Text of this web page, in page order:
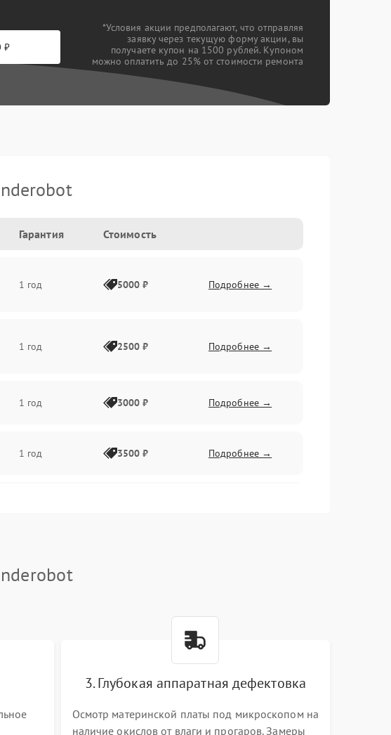
₽
*Условия акции предполагают, что отправляя
заявку через текущую форму акции, вы
получаете купон на 1500 рублей. Купоном
можно оплатить до 25% от стоимости ремонта
Гарантия Стоимость
1 год 5000 ₽ Подробнее →
1 год 2500 ₽ Подробнее →
1 год 3000 ₽ Подробнее →
1 год 3500 ₽ Подробнее →
1 год
3000 ₽ Подробнее →
3. Глубокая аппаратная дефектовка
Осмотр материнской платы под микроскопом на
наличие окислов от влаги и прогаров. Замеры